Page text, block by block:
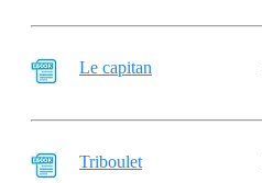
Le capitan
Triboulet